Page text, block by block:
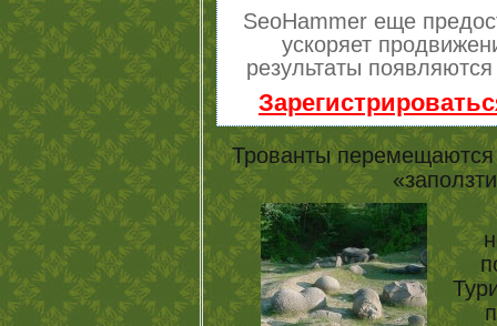
SeoHammer еще
ускоряет
результаты
Трованты перемещаются